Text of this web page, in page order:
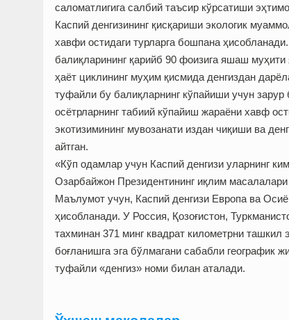
саломатлигига салбий таъсир кўрсатиши
Каспий денгизининг қисқариши экологик
хавфи остидаги турларга бошпана
балиқларининг қарийб 90 фоизига яшаш
ҳаёт циклининг муҳим қисмида денгиздан
туфайли бу балиқларнинг кўпайиши учун
осётрларнинг табиий кўпайиш жараёни хавф
экотизимининг мувозанати издан чиқиши ва
айтган.
«Кўп одамлар учун Каспий денгизи уларнинг
Озарбайжон Президентининг иқлим
Маълумот учун, Каспий денгизи Европа ва
ҳисобланади. У Россия, Қозоғистон,
тахминан 371 минг квадрат километрни
боғланишга эга бўлмагани сабабли географик
туфайли «денгиз» номи билан аталади.